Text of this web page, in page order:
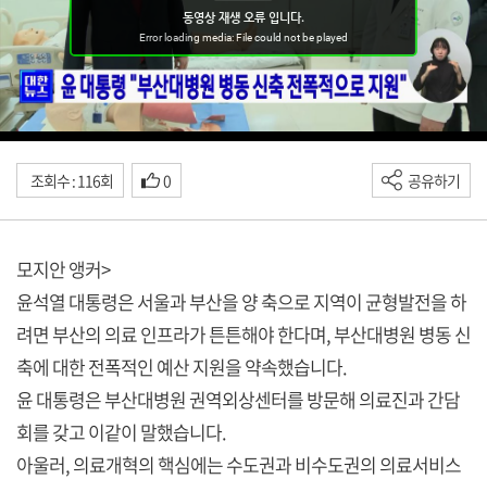
조회수 : 116회 0 공유하기
모지안 앵커>
윤석열 대통령은 서울과 부산을 양 축으로 지역이 균형발전을 하
려면 부산의 의료 인프라가 튼튼해야 한다며, 부산대병원 병동 신
축에 대한 전폭적인 예산 지원을 약속했습니다.
윤 대통령은 부산대병원 권역외상센터를 방문해 의료진과 간담
회를 갖고 이같이 말했습니다.
아울러, 의료개혁의 핵심에는 수도권과 비수도권의 의료서비스